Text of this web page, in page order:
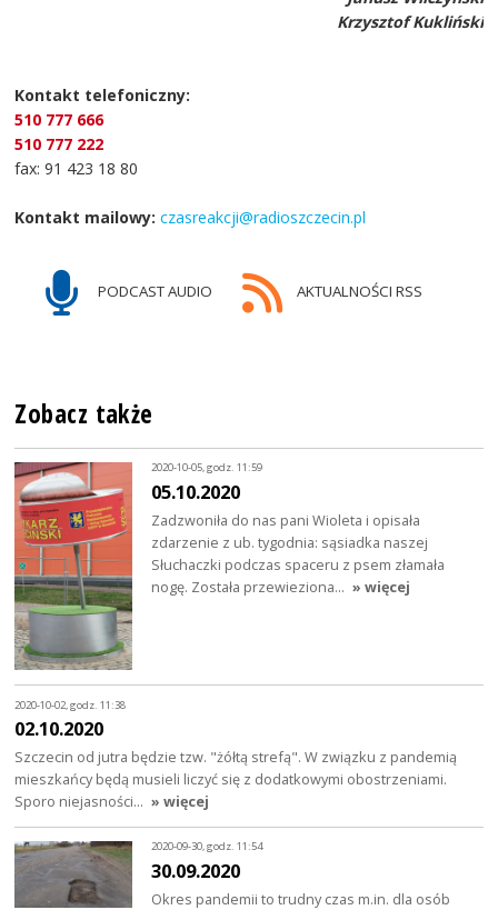
Krzysztof Kukliński
Kontakt telefoniczny:
510 777 666
510 777 222
fax: 91 423 18 80
Kontakt mailowy: czasreakcji@radioszczecin.pl
PODCAST AUDIO AKTUALNOŚCI RSS
Zobacz także
2020-10-05, godz. 11:59
05.10.2020
Zadzwoniła do nas pani Wioleta i opisała
zdarzenie z ub. tygodnia: sąsiadka naszej
Słuchaczki podczas spaceru z psem złamała
nogę. Została przewieziona… » więcej
2020-10-02, godz. 11:38
02.10.2020
Szczecin od jutra będzie tzw. "żółtą strefą". W związku z pandemią
mieszkańcy będą musieli liczyć się z dodatkowymi obostrzeniami.
Sporo niejasności… » więcej
2020-09-30, godz. 11:54
30.09.2020
Okres pandemii to trudny czas m.in. dla osób